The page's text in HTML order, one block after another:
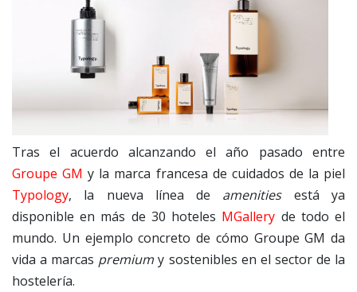
Tras el acuerdo alcanzando el año pasado entre
Groupe GM y la marca francesa de cuidados de la piel
Typology, la nueva línea de amenitiesestá ya
disponible en más de 30 hoteles MGallery de todo el
mundo. Un ejemplo concreto de cómo Groupe GM da
vida a marcas premium y sostenibles en el sector de la
hostelería.